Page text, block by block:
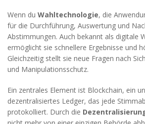
Wenn du Wahltechnologie, die
für die Durchführung, Auswertung und
Abstimmungen. Auch bekannt als digitale
ermöglicht sie schnellere Ergebnisse und
Gleichzeitig stellt sie neue Fragen nach
und Manipulationsschutz.
Ein zentrales Element ist Blockchain, ein
dezentralisiertes Ledger, das jede
protokolliert. Durch die